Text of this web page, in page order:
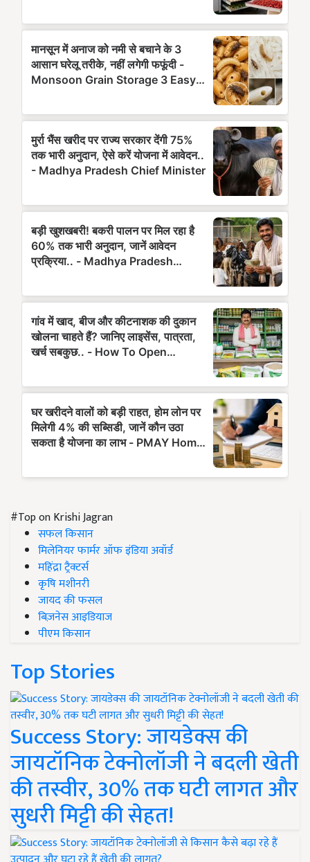
#Top on Krishi Jagran
सफल किसान
मिलेनियर फार्मर ऑफ इंडिया अवॉर्ड
महिंद्रा ट्रैक्टर्स
कृषि मशीनरी
जायद की फसल
बिज़नेस आइडियाज
पीएम किसान
Top Stories
Success Story: जायडेक्स की
जायटॉनिक टेक्नोलॉजी ने बदली खेती
की तस्वीर, 30% तक घटी लागत और
सुधरी मिट्टी की सेहत!